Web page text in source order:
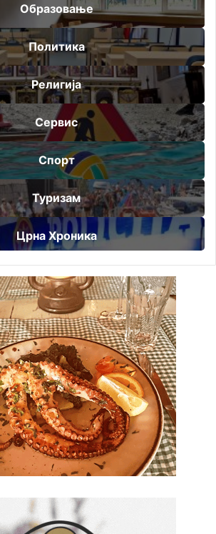
Образовање
Политика
Религија
Сервис
Спорт
Туризам
Црна Хроника